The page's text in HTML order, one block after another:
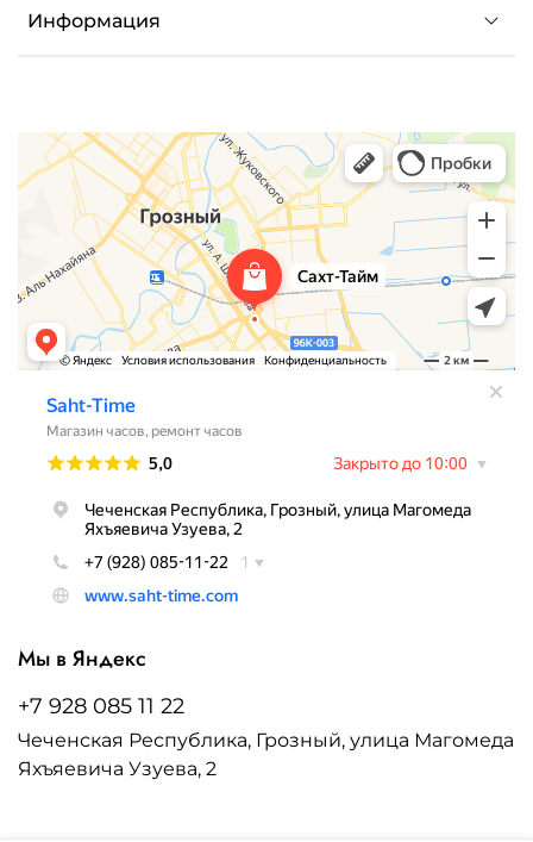
Информация
Мы в Яндекс
+7 928 085 11 22
Чеченская Республика, Грозный, улица Магомеда
Яхъяевича Узуева, 2